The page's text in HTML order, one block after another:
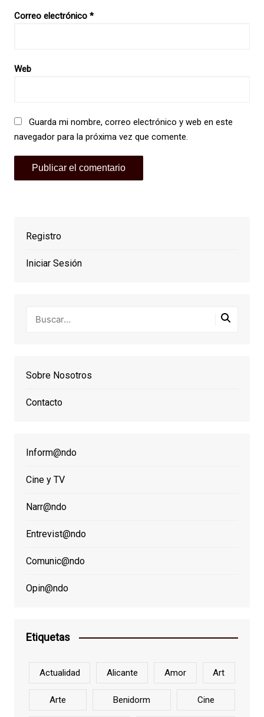
Correo electrónico *
Web
Guarda mi nombre, correo electrónico y web en este
navegador para la próxima vez que comente.
Registro
Iniciar Sesión
Sobre Nosotros
Contacto
Inform@ndo
Cine y TV
Narr@ndo
Entrevist@ndo
Comunic@ndo
Opin@ndo
Etiquetas
Actualidad Alicante Amor Art
Arte Benidorm Cine